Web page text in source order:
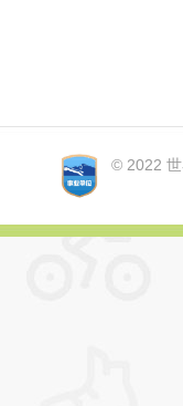
© 2022